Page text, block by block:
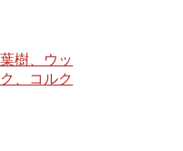
樹、ウッ
、コルク